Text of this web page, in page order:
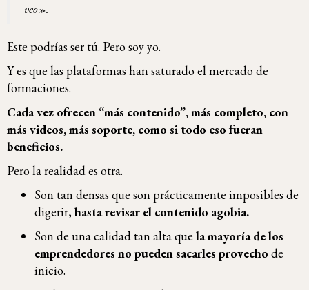
veo».
Este podrías ser tú. Pero soy yo.
Y es que las plataformas han saturado el mercado de
formaciones.
Cada vez ofrecen “más contenido”, más completo, con
más videos, más soporte, como si todo eso fueran
beneficios.
Pero la realidad es otra.
Son tan densas que son prácticamente imposibles de
digerir,hasta revisar el contenido agobia.
Son de una calidad tan alta que la mayoría de los
emprendedores no pueden sacarles provecho de
inicio.